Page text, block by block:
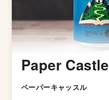
Paper Castle
ペーパーキャッスル